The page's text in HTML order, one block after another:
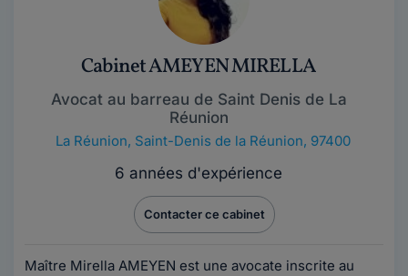
Cabinet AMEYEN MIRELLA
Avocat au barreau de Saint Denis de La
Réunion
La Réunion, Saint-Denis de la Réunion, 97400
6 années d'expérience
Contacter ce cabinet
Maître Mirella AMEYEN est une avocate inscrite au